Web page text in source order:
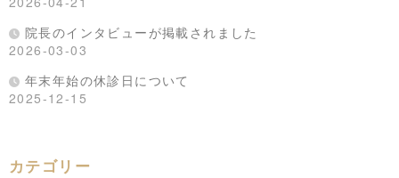
院長のインタビューが掲載されました
2026-03-03
年末年始の休診日について
2025-12-15
カテゴリー